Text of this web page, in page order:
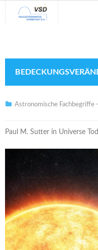
Veranstaltungen
Blog
Galerie
Anfahrt
Kontakt
Astronomische Fachbegriffe
Paul M. Sutter in Universe